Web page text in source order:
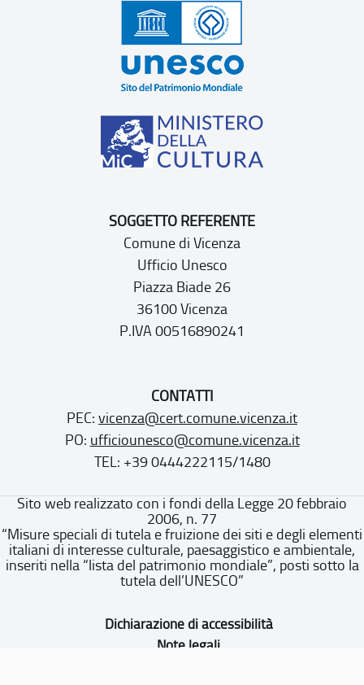
SOGGETTO REFERENTE
Comune di Vicenza
Ufficio Unesco
Piazza Biade 26
36100 Vicenza
P.IVA 00516890241
CONTATTI
PEC: vicenza@cert.comune.vicenza.it
PO: ufficiounesco@comune.vicenza.it
TEL: +39 0444222115/1480
Sito web realizzato con i fondi della Legge 20 febbraio
2006, n. 77
“Misure speciali di tutela e fruizione dei siti e degli elementi
italiani di interesse culturale, paesaggistico e ambientale,
inseriti nella “lista del patrimonio mondiale”, posti sotto la
tutela dell’UNESCO”
Dichiarazione di accessibilità
Note legali